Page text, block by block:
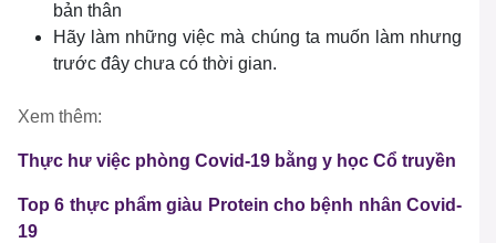
bản thân
Hãy làm những việc mà chúng ta muốn làm nhưng
trước đây chưa có thời gian.
Xem thêm:
Thực hư việc phòng Covid-19 bằng y học Cổ truyền
Top 6 thực phẩm giàu Protein cho bệnh nhân Covid-
19